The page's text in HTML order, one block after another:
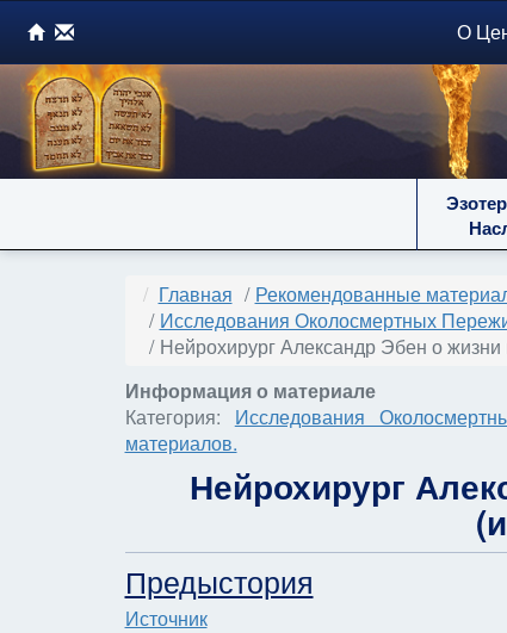
О
Главная Рекомендованные
Исследования Околосмертных
Нейрохирург Александр Эбен о
Информация о материале
Категория: Исследования
материалов.
Нейрохирург
Предыстория
Источник